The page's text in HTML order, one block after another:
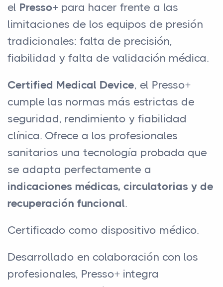
el Presso+ para hacer frente a las
limitaciones de los equipos de presión
tradicionales: falta de precisión,
fiabilidad y falta de validación médica.
Certified Medical Device, el Presso+
cumple las normas más estrictas de
seguridad, rendimiento y fiabilidad
clínica. Ofrece a los profesionales
sanitarios una tecnología probada que
se adapta perfectamente a
indicaciones médicas, circulatorias y de
recuperación funcional.
Certificado como dispositivo médico.
Desarrollado en colaboración con los
profesionales, Presso+ integra